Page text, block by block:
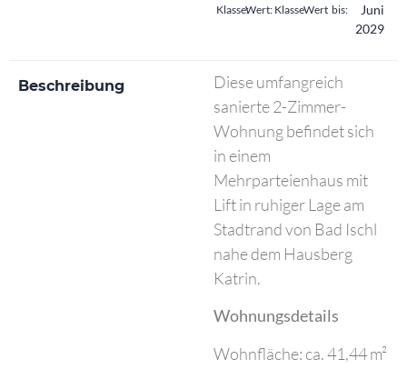
Klasse:Wert: KlasseWert bis:
Juni
2029
Beschreibung
Diese umfangreich
sanierte 2-Zimmer-
Wohnung befindet sich
in einem
Mehrparteienhaus mit
Lift in ruhiger Lage am
Stadtrand von Bad Ischl
nahe dem Hausberg
Katrin.
Wohnungsdetails
Wohnfläche: ca. 41,44 m²